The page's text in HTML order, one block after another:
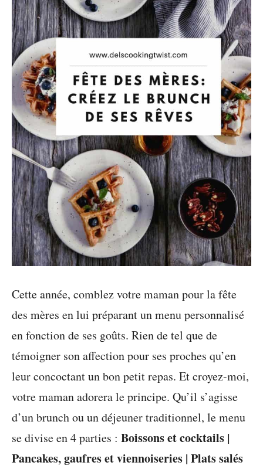
Cette année, comblez votre maman pour la fête
des mères en lui préparant un menu personnalisé
en fonction de ses goûts. Rien de tel que de
témoigner son affection pour ses proches qu’en
leur concoctant un bon petit repas. Et croyez-moi,
votre maman adorera le principe. Qu’il s’agisse
d’un brunch ou un déjeuner traditionnel, le menu
se divise en 4 parties : Boissons et cocktails |
Pancakes, gaufres et viennoiseries | Plats salés